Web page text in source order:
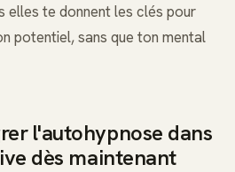
elles te donnent les clés pour
potentiel, sans que ton mental
l'autohypnose dans
dès maintenant